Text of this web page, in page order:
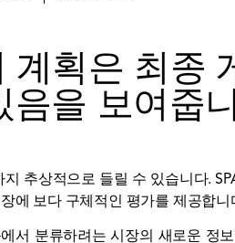
계획은 최종
을 보여줍
추상적으로 들릴 수 있습니다.
에 보다 구체적인 평가를 제공합니
서 분류하려는 시장의 새로운 정